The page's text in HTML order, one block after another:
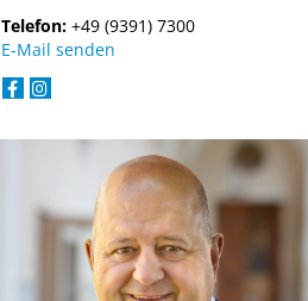
Telefon: +49 (9391) 7300
E-Mail senden